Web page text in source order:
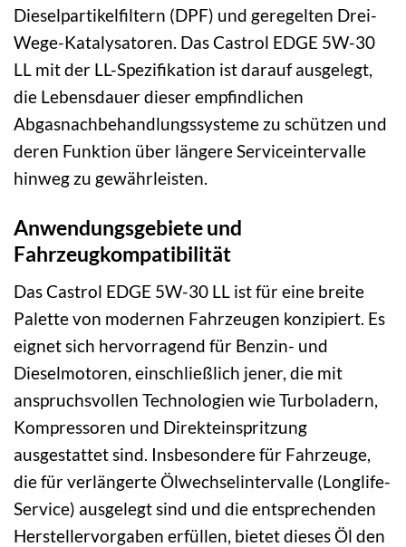
Dieselpartikelfiltern (DPF) und geregelten Drei-
Wege-Katalysatoren. Das Castrol EDGE 5W-30
LL mit der LL-Spezifikation ist darauf ausgelegt,
die Lebensdauer dieser empfindlichen
Abgasnachbehandlungssysteme zu schützen und
deren Funktion über längere Serviceintervalle
hinweg zu gewährleisten.
Anwendungsgebiete und
Fahrzeugkompatibilität
Das Castrol EDGE 5W-30 LL ist für eine breite
Palette von modernen Fahrzeugen konzipiert. Es
eignet sich hervorragend für Benzin- und
Dieselmotoren, einschließlich jener, die mit
anspruchsvollen Technologien wie Turboladern,
Kompressoren und Direkteinspritzung
ausgestattet sind. Insbesondere für Fahrzeuge,
die für verlängerte Ölwechselintervalle (Longlife-
Service) ausgelegt sind und die entsprechenden
Herstellervorgaben erfüllen, bietet dieses Öl den